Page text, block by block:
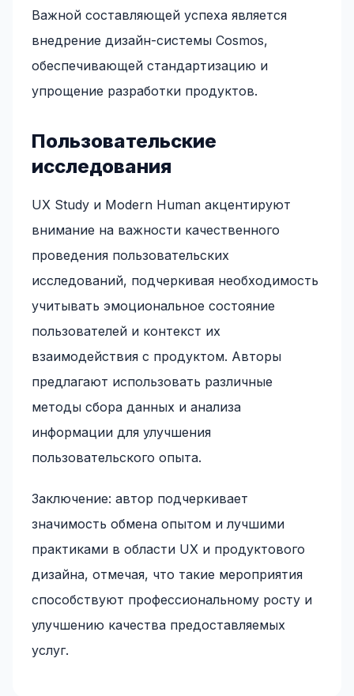
Важной составляющей успеха является
внедрение дизайн-системы Cosmos,
обеспечивающей стандартизацию и
упрощение разработки продуктов.
Пользовательские
исследования
UX Study и Modern Human акцентируют
внимание на важности качественного
проведения пользовательских
исследований, подчеркивая необходимость
учитывать эмоциональное состояние
пользователей и контекст их
взаимодействия с продуктом. Авторы
предлагают использовать различные
методы сбора данных и анализа
информации для улучшения
пользовательского опыта.
Заключение: автор подчеркивает
значимость обмена опытом и лучшими
практиками в области UX и продуктового
дизайна, отмечая, что такие мероприятия
способствуют профессиональному росту и
улучшению качества предоставляемых
услуг.